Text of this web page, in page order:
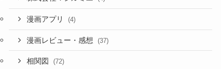
漫画アプリ (4)
漫画レビュー・感想 (37)
相関図 (72)